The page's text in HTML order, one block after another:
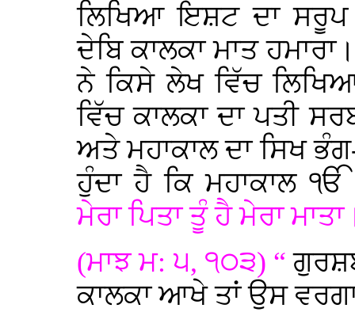
ਲਿਖਿਆ ਇਸ਼ਟ ਦਾ ਸਰੂਪ
ਦੇਬਿ ਕਾਲਕਾ ਮਾਤ
ਨੇ ਕਿਸੇ ਲੇਖ ਵਿੱਚ
ਵਿੱਚ ਕਾਲਕਾ ਦਾ ਪਤੀ
ਅਤੇ ਮਹਾਕਾਲ ਦਾ ਸਿਖ
ਹੁੰਦਾ ਹੈ ਕਿ ਮਹਾਕਾਲ
ਮੇਰਾ ਪਿਤਾ ਤੂੰ ਹੈ ਮੇਰਾ
(ਮਾਝ ਮ: ੫, ੧੦੩) “
ਕਾਲਕਾ ਆਖੇ ਤਾਂ ਉਸ